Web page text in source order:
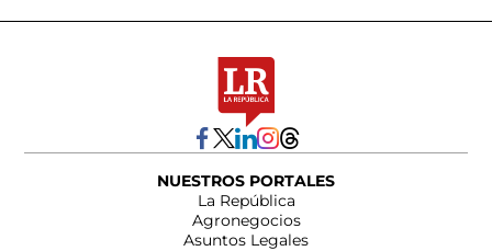
NUESTROS PORTALES
La República
Agronegocios
Asuntos Legales